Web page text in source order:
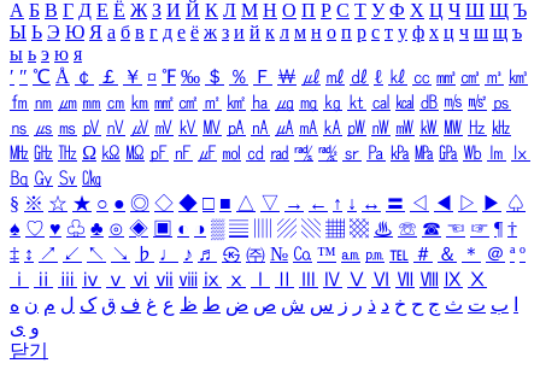
А Б В Г Д Е Ё Ж З И Й К Л М Н О П Р С Т У Ф Х Ц Ч Ш Щ Ъ
Ы Ь Э Ю Я а б в г д е ё ж з и й к л м н о п р с т у ф х ц ч ш щ ъ
ы ь э ю я
′ ″ ℃ Å ￠ ￡ ￥ ¤ ℉ ‰ ＄ ％ Ｆ ￦ ㎕ ㎖ ㎗ ℓ ㎘ ㏄ ㎣ ㎤ ㎥ ㎦
㎙ ㎚ ㎛ ㎜ ㎝ ㎞ ㎟ ㎠ ㎡ ㎢ ㏊ ㎍ ㎎ ㎏ ㏏ ㎈ ㎉ ㏈ ㎧ ㎨ ㎰
㎱ ㎲ ㎳ ㎴ ㎵ ㎶ ㎷ ㎸ ㎹ ㎀ ㎁ ㎂ ㎃ ㎄ ㎺ ㎻ ㎽ ㎾ ㎿ ㎐ ㎑
㎒ ㎓ ㎔ Ω ㏀ ㏁ ㎊ ㎋ ㎌ ㏖ ㏅ ㎭ ㎮ ㎯ ㏛ ㎩ ㎪ ㎫ ㎬ ㏝ ㏐
㏓
㏃ ㏉ ㏜ ㏆
§ ※ ☆ ★ ○ ● ◎ ◇ ◆ □ ■ △ ▽ → ← ↑ ↓ ↔ 〓 ◁ ◀ ▷ ▶ ♤
♠ ♡ ♥ ♧ ♣ ⊙ ◈ ▣ ◐ ◑ ▒ ▤ ▨ ▧ ▦ ▩ ♨ ☏ ☎ ☜ ☞ ¶ †
‡ ↕ ↗ ↙ ↖ ↘ ♭ ♩ ♪ ♬ ㉿ ㈜ № ㏇ ™ ㏂ ㏘ ℡ ＃ ＆ ＊ ＠ ª º
ⅰ
ⅱ ⅲ ⅳ ⅴ ⅵ ⅶ ⅷ ⅸ ⅹ Ⅳ Ⅴ Ⅵ Ⅶ Ⅷ Ⅸ Ⅹ
ب ت ث ج ح خ د ذ ر ز س ش ص ض ط ظ ع غ ف ق ک ل م ن ه
و ی
닫기